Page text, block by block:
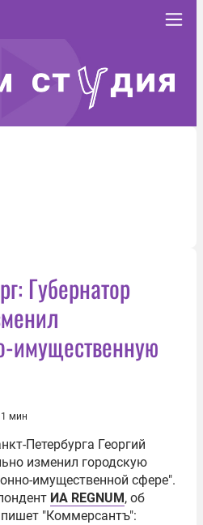
Губернатор
имущественную
мин
Петербурга Георгий
изменил городскую
имущественной сфере".
ИА REGNUM, об
"Коммерсантъ":